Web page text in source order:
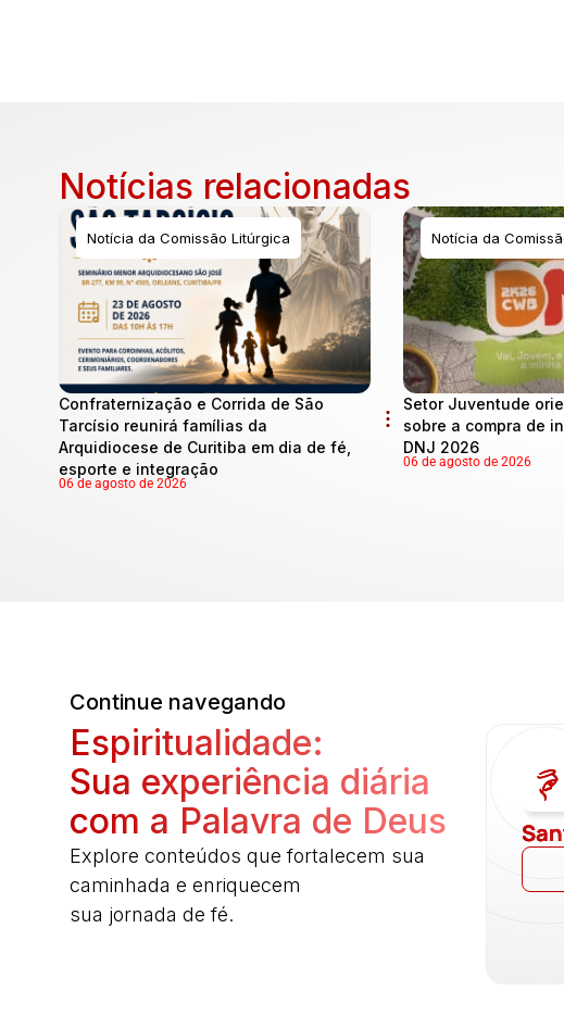
Notícias relacionadas
Notícia da Comissão Litúrgica
Confraternização e Corrida de São
Tarcísio reunirá famílias da
Arquidiocese de Curitiba em dia de fé,
esporte e integração
06 de agosto de 2026
Notícia da
Setor Juventude
sobre a compra de
DNJ 2026
06 de agosto de 2026
Continue navegando
Espiritualidade:
Sua experiência diária
com a Palavra de Deus
Explore conteúdos que fortalecem sua
caminhada e enriquecem
sua jornada de fé.